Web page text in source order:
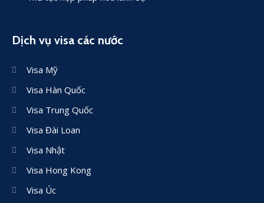
Dịch vụ visa các nước
Visa Mỹ
Visa Hàn Quốc
Visa Trung Quốc
Visa Đài Loan
Visa Nhật
Visa Hong Kong
Visa Úc